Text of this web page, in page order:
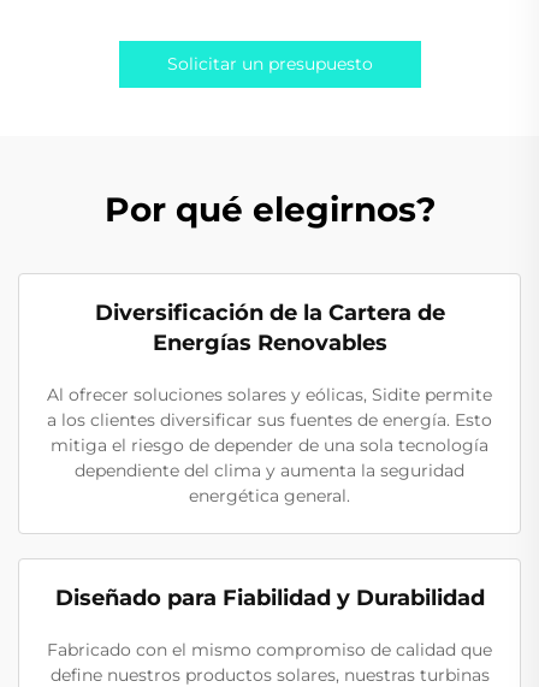
Solicitar un presupuesto
Por qué elegirnos?
Diversificación de la Cartera de
Energías Renovables
Al ofrecer soluciones solares y eólicas, Sidite permite
a los clientes diversificar sus fuentes de energía. Esto
mitiga el riesgo de depender de una sola tecnología
dependiente del clima y aumenta la seguridad
energética general.
Diseñado para Fiabilidad y Durabilidad
Fabricado con el mismo compromiso de calidad que
define nuestros productos solares, nuestras turbinas